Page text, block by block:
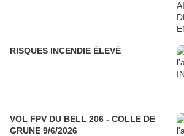
RISQUES INCENDIE ÉLEVÉ
VOL FPV DU BELL 206 - COLLE DE
GRUNE 9/6/2026